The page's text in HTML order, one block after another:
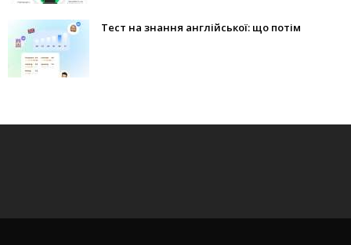
Тест на знання англійської: що потім